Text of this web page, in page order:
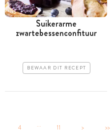
Suikerarme
zwartebessenconfituur
BEWAAR DIT RECEPT
4 ... 11 > >>